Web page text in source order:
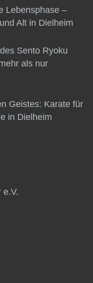
Lebensphase –
Alt in Dielheim
Sento Ryoku
als nur
Geistes: Karate für
in Dielheim
e.V.